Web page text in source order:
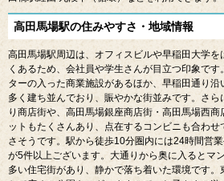
東京女子医大前・市ケ谷駅経由 九段下行、東中
田橋駅経由 九段下（循環）などを利用できます。
高田馬場駅の住みやすさ・地域情報
高田馬場駅周辺は、オフィスビルや早稲田大学
くあるため、会社員や学生さんが目立つ印象で
ターの入った商業施設があるほか、早稲田通り
多く建ち並んでおり、賑やかな街並みです。さ
り商店街や、高田馬場銀座商店街・高田馬場西
ットもたくさんあり、点在するコンビニも合わ
さそうです。駅から徒歩 10分圏内には24時間営